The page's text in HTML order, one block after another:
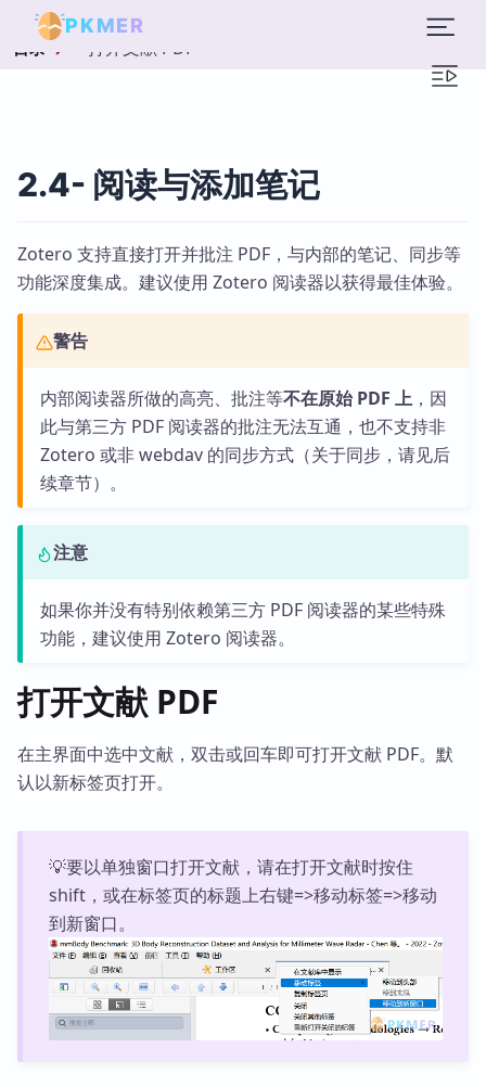
PKMER
目录 打开文献 PDF
2.4- 阅读与添加笔记
Zotero 支持直接打开并批注 PDF，与内部的笔记、同步等
功能深度集成。建议使用 Zotero 阅读器以获得最佳体验。
警告
内部阅读器所做的高亮、批注等不在原始 PDF 上，因
此与第三方 PDF 阅读器的批注无法互通，也不支持非
Zotero 或非 webdav 的同步方式（关于同步，请见后
续章节）。
注意
如果你并没有特别依赖第三方 PDF 阅读器的某些特殊
功能，建议使用 Zotero 阅读器。
打开文献 PDF
在主界面中选中文献，双击或回车即可打开文献 PDF。默
认以新标签页打开。
💡要以单独窗口打开文献，请在打开文献时按住
shift，或在标签页的标题上右键=>移动标签=>移动
到新窗口。